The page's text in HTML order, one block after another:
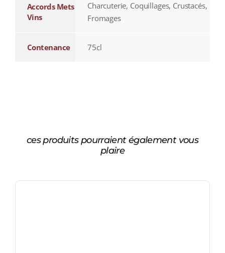
Accords Mets
Vins
Charcuterie, Coquillages, Crustacés,
Fromages
Contenance 75cl
ces produits pourraient également vous
plaire